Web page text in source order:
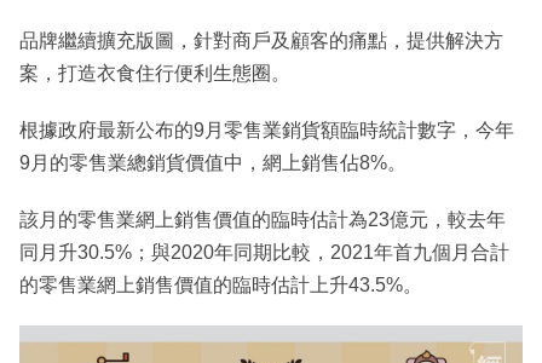
品牌繼續擴充版圖，針對商戶及顧客的痛點，提供解決方
案，打造衣食住行便利生態圈。
根據政府最新公布的9月零售業銷貨額臨時統計數字，今年
9月的零售業總銷貨價值中，網上銷售佔8%。
該月的零售業網上銷售價值的臨時估計為23億元，較去年
同月升30.5%；與2020年同期比較，2021年首九個月合計
的零售業網上銷售價值的臨時估計上升43.5%。